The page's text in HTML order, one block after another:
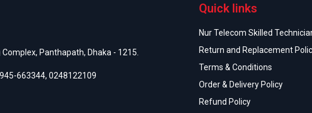
Panthapath, Dhaka - 1215.
663344, 0248122109
Quick links
Nur Telecom Skilled
Return and Replacement
Terms & Conditions
Order & Delivery Policy
Refund Policy